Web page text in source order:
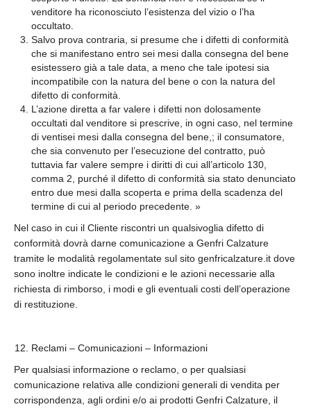
venditore ha riconosciuto l’esistenza del vizio o l’ha
occultato.
Salvo prova contraria, si presume che i difetti di conformità
che si manifestano entro sei mesi dalla consegna del bene
esistessero già a tale data, a meno che tale ipotesi sia
incompatibile con la natura del bene o con la natura del
difetto di conformità.
L’azione diretta a far valere i difetti non dolosamente
occultati dal venditore si prescrive, in ogni caso, nel termine
di ventisei mesi dalla consegna del bene,; il consumatore,
che sia convenuto per l’esecuzione del contratto, può
tuttavia far valere sempre i diritti di cui all’articolo 130,
comma 2, purché il difetto di conformità sia stato denunciato
entro due mesi dalla scoperta e prima della scadenza del
termine di cui al periodo precedente. »
Nel caso in cui il Cliente riscontri un qualsivoglia difetto di
conformità dovrà darne comunicazione a Genfri Calzature
tramite le modalità regolamentate sul sito genfricalzature.it dove
sono inoltre indicate le condizioni e le azioni necessarie alla
richiesta di rimborso, i modi e gli eventuali costi dell’operazione
di restituzione.
Reclami – Comunicazioni – Informazioni
Per qualsiasi informazione o reclamo, o per qualsiasi
comunicazione relativa alle condizioni generali di vendita per
corrispondenza, agli ordini e/o ai prodotti Genfri Calzature, il